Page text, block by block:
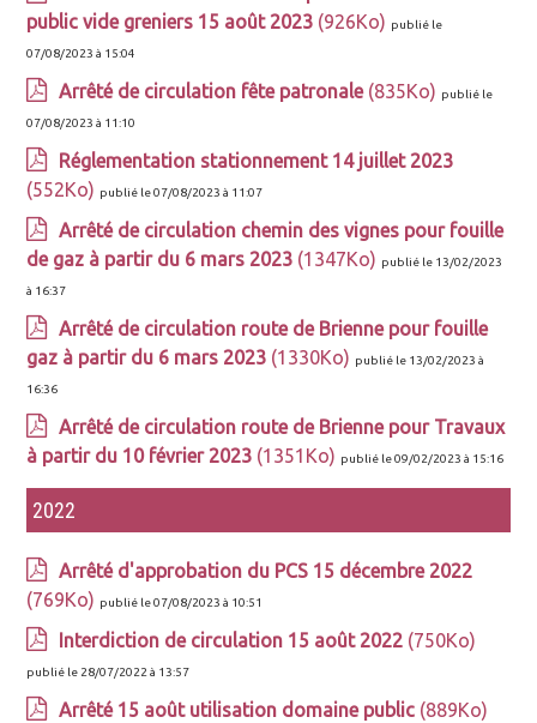
public vide greniers 15 août 2023 (926Ko) publié le
07/08/2023 à 15:04
Arrêté de circulation fête patronale(835Ko) publié le
07/08/2023 à 11:10
Réglementation stationnement 14 juillet 2023
(552Ko) publié le 07/08/2023 à 11:07
Arrêté de circulation chemin des vignes pour fouille
de gaz à partir du 6 mars 2023 (1347Ko) publié le 13/02/2023
à 16:37
Arrêté de circulation route de Brienne pour fouille
gaz à partir du 6 mars 2023 (1330Ko) publié le 13/02/2023 à
16:36
Arrêté de circulation route de Brienne pour Travaux
à partir du 10 février 2023 (1351Ko) publié le 09/02/2023 à 15:16
2022
Arrêté d'approbation du PCS 15 décembre 2022
(769Ko) publié le 07/08/2023 à 10:51
Interdiction de circulation 15 août 2022 (750Ko)
publié le 28/07/2022 à 13:57
Arrêté 15 août utilisation domaine public (889Ko)